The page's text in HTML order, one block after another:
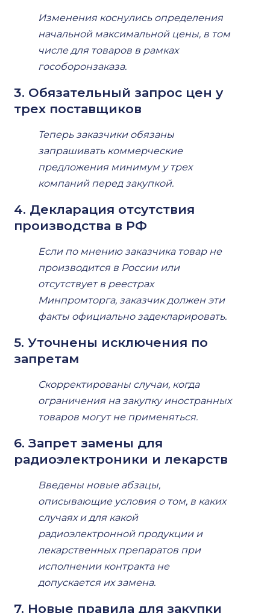
Изменения коснулись определения
начальной максимальной цены, в том
числе для товаров в рамках
гособоронзаказа.
3. Обязательный запрос цен у
трех поставщиков
Теперь заказчики обязаны
запрашивать коммерческие
предложения минимум у трех
компаний перед закупкой.
4. Декларация отсутствия
производства в РФ
Если по мнению заказчика товар не
производится в России или
отсутствует в реестрах
Минпромторга, заказчик должен эти
факты официально задекларировать.
5. Уточнены исключения по
запретам
Скорректированы случаи, когда
ограничения на закупку иностранных
товаров могут не применяться.
6. Запрет замены для
радиоэлектроники и лекарств
Введены новые абзацы,
описывающие условия о том, в каких
случаях и для какой
радиоэлектронной продукции и
лекарственных препаратов при
исполнении контракта не
допускается их замена.
7. Новые правила для закупки